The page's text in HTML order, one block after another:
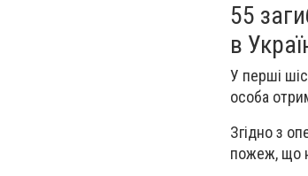
55
в
У перші
особа
Згідно з
пожеж, що